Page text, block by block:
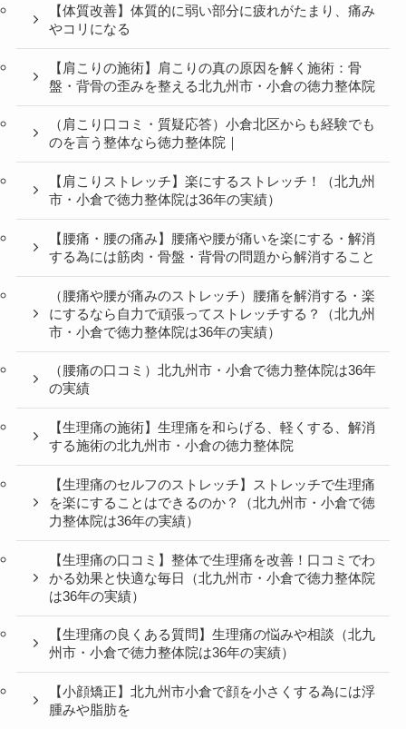
【体質改善】体質的に弱い部分に疲れがたまり、痛み
やコリになる
【肩こりの施術】肩こりの真の原因を解く施術：骨
盤・背骨の歪みを整える北九州市・小倉の徳力整体院
（肩こり口コミ・質疑応答）小倉北区からも経験でも
のを言う整体なら徳力整体院｜
【肩こりストレッチ】楽にするストレッチ！（北九州
市・小倉で徳力整体院は36年の実績）
【腰痛・腰の痛み】腰痛や腰が痛いを楽にする・解消
する為には筋肉・骨盤・背骨の問題から解消すること
（腰痛や腰が痛みのストレッチ）腰痛を解消する・楽
にするなら自力で頑張ってストレッチする？（北九州
市・小倉で徳力整体院は36年の実績）
（腰痛の口コミ）北九州市・小倉で徳力整体院は36年
の実績
【生理痛の施術】生理痛を和らげる、軽くする、解消
する施術の北九州市・小倉の徳力整体院
【生理痛のセルフのストレッチ】ストレッチで生理痛
を楽にすることはできるのか？（北九州市・小倉で徳
力整体院は36年の実績）
【生理痛の口コミ】整体で生理痛を改善！口コミでわ
かる効果と快適な毎日（北九州市・小倉で徳力整体院
は36年の実績）
【生理痛の良くある質問】生理痛の悩みや相談（北九
州市・小倉で徳力整体院は36年の実績）
【小顔矯正】北九州市小倉で顔を小さくする為には浮
腫みや脂肪を